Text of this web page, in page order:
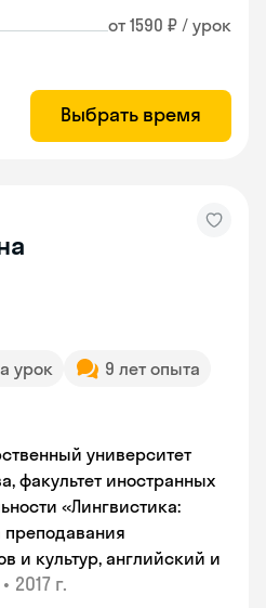
от 1590 ₽ / урок
Выбрать время
урок
9 лет опыта
университет
факультет иностранных
«Лингвистика:
и культур, английский и
• 2017 г.